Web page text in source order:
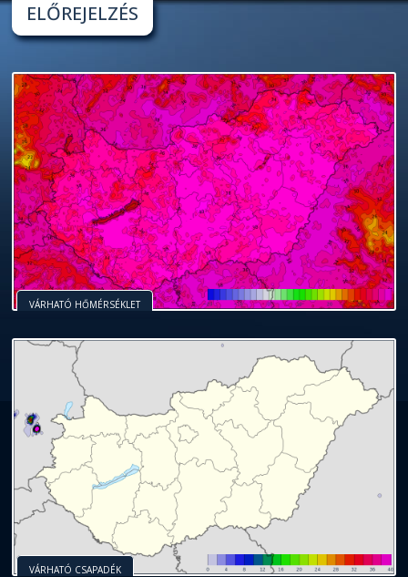
ELŐREJELZÉS
VÁRHATÓ HŐMÉRSÉKLET
VÁRHATÓ CSAPADÉK